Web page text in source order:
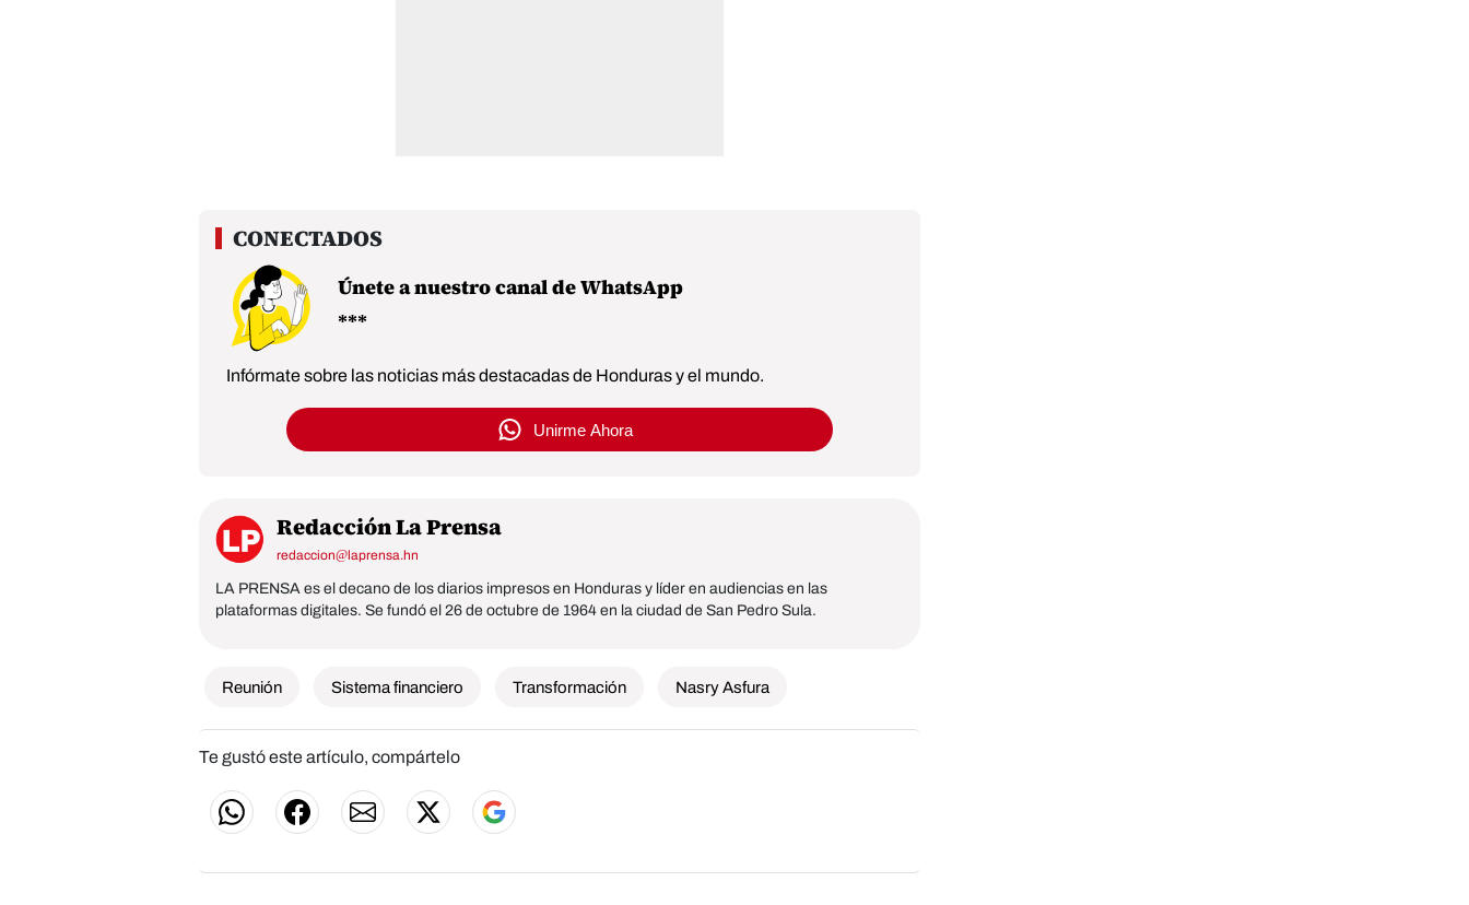
Únete a nuestro canal de WhatsApp
Infórmate sobre las noticias más destacadas de Honduras y el mundo.
Unirme Ahora
Redacción La Prensa
redaccion@laprensa.hn
LA PRENSA es el decano de los diarios impresos en Honduras y líder en audiencias en las
plataformas digitales. Se fundó el 26 de octubre de 1964 en la ciudad de San Pedro Sula.
Reunión Sistema financiero Transformación Nasry Asfura
Te gustó este artículo, compártelo